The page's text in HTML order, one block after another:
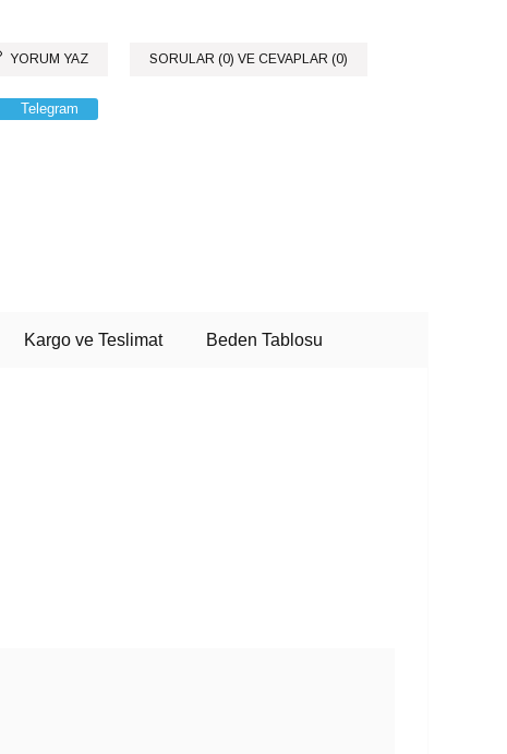
YORUM YAZ SORULAR (0) VE CEVAPLAR (0)
Telegram
Kargo ve Teslimat Beden Tablosu